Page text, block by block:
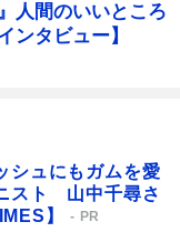
人間のいいところ
ンタビュー】
シュにもガムを愛
スト 山中千尋さ
】
PR